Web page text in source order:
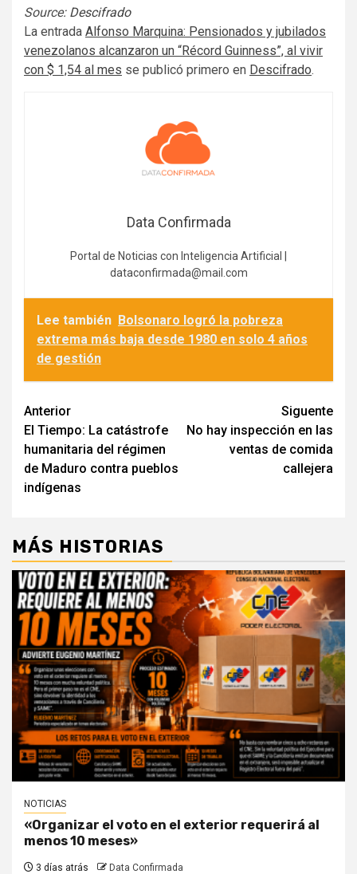
Source: Descifrado
La entrada Alfonso Marquina: Pensionados y jubilados
venezolanos alcanzaron un “Récord Guinness”, al vivir
con $ 1,54 al mes se publicó primero en Descifrado.
Data Confirmada
Portal de Noticias con Inteligencia Artificial |
dataconfirmada@mail.com
Lee también Bolsonaro logró la pobreza
extrema más baja desde 1980 en solo 4 años
de gestión
Navegación
de
entradas
Anterior
El Tiempo: La catástrofe
humanitaria del régimen
de Maduro contra pueblos
indígenas
Siguente
No hay inspección en las
ventas de comida
callejera
MÁS HISTORIAS
NOTICIAS
«Organizar el voto en el exterior requerirá al
menos 10 meses»
3 días atrás Data Confirmada